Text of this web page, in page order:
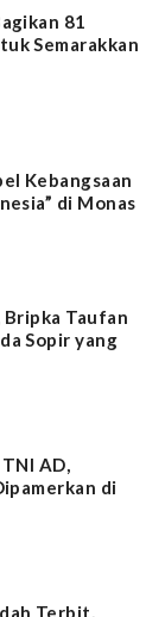
81
Semarakkan
Kebangsaan
di Monas
Bripka Taufan
Sopir yang
AD,
di
Terbit,